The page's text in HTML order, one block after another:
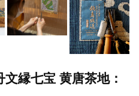
縁七宝 黄唐茶地：